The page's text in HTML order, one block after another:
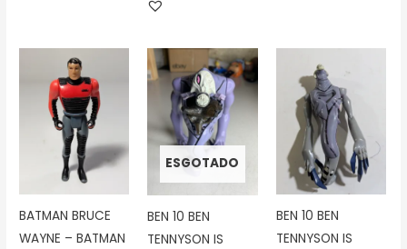
BATMAN BRUCE
WAYNE – BATMAN
ESGOTADO
BEN 10 BEN
TENNYSON IS
BEN 10 BEN
TENNYSON IS